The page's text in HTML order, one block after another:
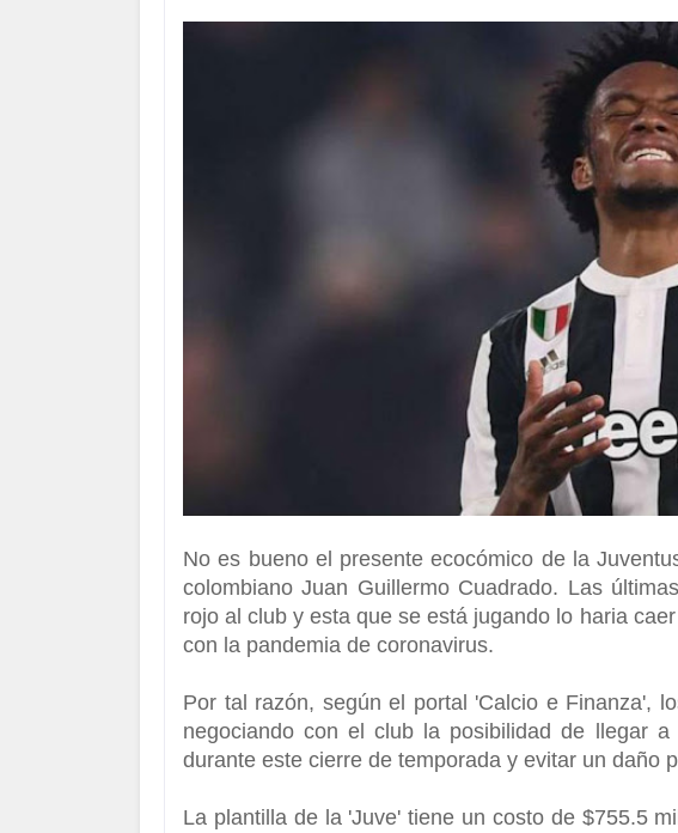
No es bueno el presente ecocómico de la
colombiano Juan Guillermo Cuadrado. Las
rojo al club y esta que se está jugando lo haria
con la pandemia de coronavirus.
Por tal razón, según el portal 'Calcio e Finanza',
negociando con el club la posibilidad de llegar
durante este cierre de temporada y evitar un daño
La plantilla de la 'Juve' tiene un costo de $755.5